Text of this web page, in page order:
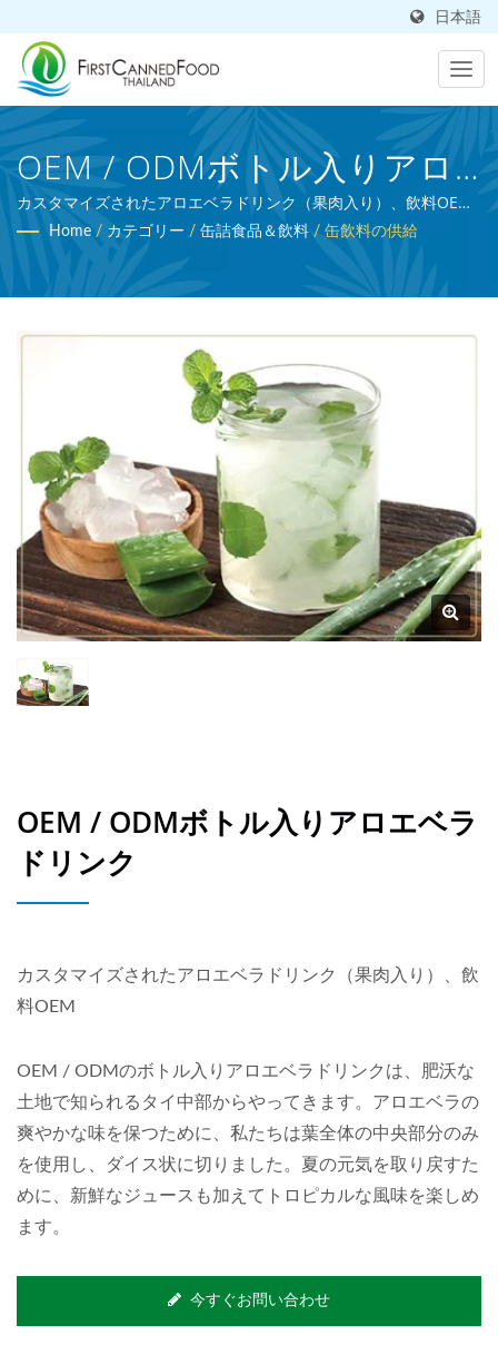
日本語
OEM / ODMボトル入りアロ
エベラドリンク | 30年以上
の缶詰食品および缶詰飲料メ
ーカー | First Canned Food
(Thai) Co., Ltd.
カスタマイズされたアロエベラドリンク（果肉入り）、飲料OEM
/ FCFはBRC認定を受けたプロの飲料メーカーであり、農業加工の
専門家です。
Home / カテゴリー / 缶詰食品＆飲料 / 缶飲料の供給
OEM / ODMボトル入りアロエベラ
ドリンク
カスタマイズされたアロエベラドリンク（果肉入り）、飲
料OEM
OEM / ODMのボトル入りアロエベラドリンクは、肥沃な
土地で知られるタイ中部からやってきます。アロエベラの
爽やかな味を保つために、私たちは葉全体の中央部分のみ
を使用し、ダイス状に切りました。夏の元気を取り戻すた
めに、新鮮なジュースも加えてトロピカルな風味を楽しめ
ます。
今すぐお問い合わせ